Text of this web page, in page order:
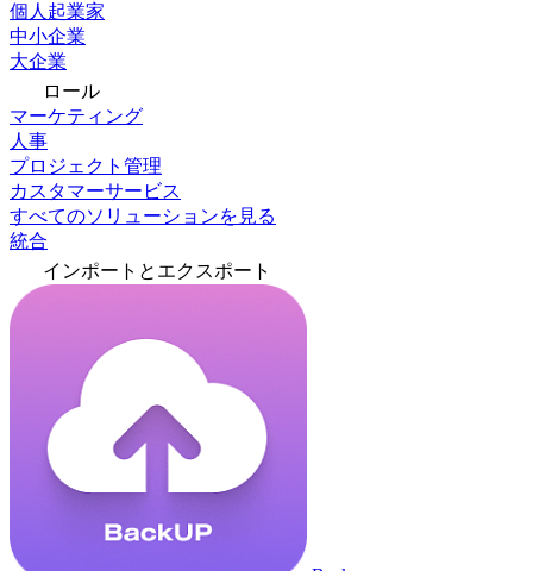
個人起業家
中小企業
大企業
ロール
マーケティング
人事
プロジェクト管理
カスタマーサービス
すべてのソリューションを見る
統合
インポートとエクスポート